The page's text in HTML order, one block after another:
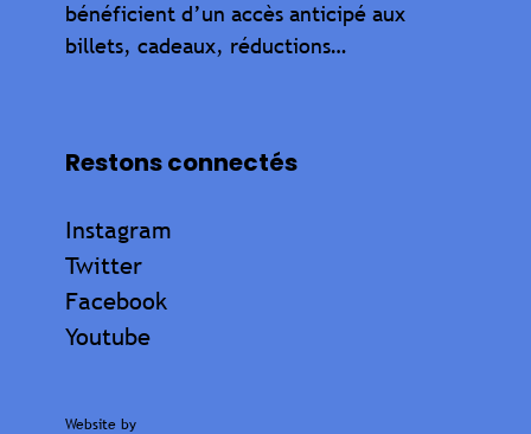
bénéficient d’un accès anticipé aux
billets, cadeaux, réductions…
Restons connectés
Instagram
Twitter
Facebook
Youtube
Website by